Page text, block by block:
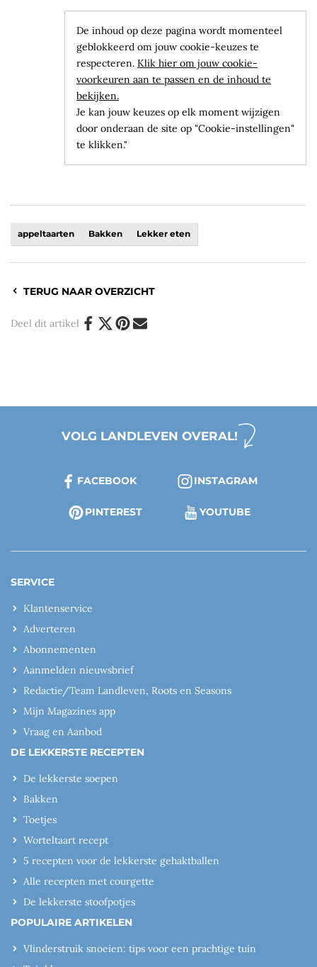
De inhoud op deze pagina wordt momenteel
geblokkeerd om jouw cookie-keuzes te
respecteren. Klik hier om jouw cookie-
voorkeuren aan te passen en de inhoud te
bekijken.
Je kan jouw keuzes op elk moment wijzigen
door onderaan de site op "Cookie-instellingen"
te klikken."
appeltaarten Bakken Lekker eten
TERUG NAAR OVERZICHT
Deel dit artikel
VOLG LANDLEVEN OVERAL!
FACEBOOK INSTAGRAM
PINTEREST YOUTUBE
SERVICE
Klantenservice
Adverteren
Abonnementen
Aanmelden nieuwsbrief
Redactie/Team Landleven, Roots en Seasons
Mijn Magazines app
Vraag en Aanbod
DE LEKKERSTE RECEPTEN
De lekkerste soepen
Bakken
Toetjes
Worteltaart recept
5 recepten voor de lekkerste gehaktballen
Alle recepten met courgette
De lekkerste stoofpotjes
POPULAIRE ARTIKELEN
Vlinderstruik snoeien: tips voor een prachtige tuin